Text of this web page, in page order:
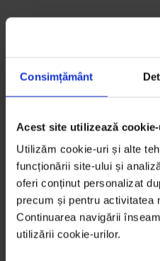
Consimțământ
Acest site utilizează
Utilizăm cookie-uri și alte
funcționării site-ului și
oferi conținut personalizat
precum și pentru activitatea
Continuarea navigării
utilizării cookie-urilor.